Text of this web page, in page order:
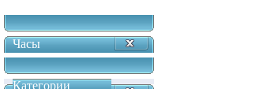
Часы
Категории